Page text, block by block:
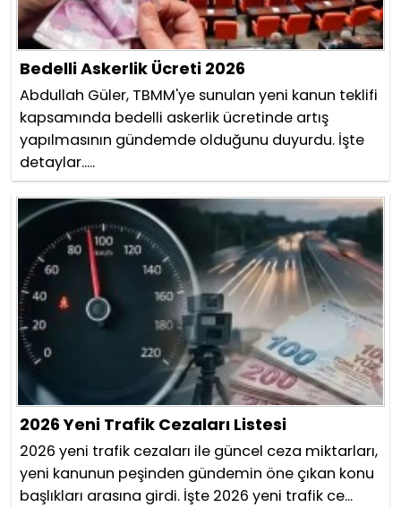
Bedelli Askerlik Ücreti 2026
Abdullah Güler, TBMM'ye sunulan yeni kanun teklifi
kapsamında bedelli askerlik ücretinde artış
yapılmasının gündemde olduğunu duyurdu. İşte
detaylar.....
2026 Yeni Trafik Cezaları Listesi
2026 yeni trafik cezaları ile güncel ceza miktarları,
yeni kanunun peşinden gündemin öne çıkan konu
başlıkları arasına girdi. İşte 2026 yeni trafik ce...